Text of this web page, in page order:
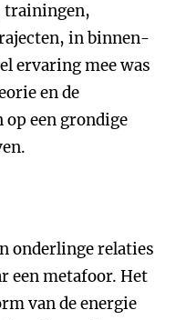
trainingen,
in binnen-
ervaring mee was
en de
een grondige
onderlinge relaties
een metafoor. Het
van de energie